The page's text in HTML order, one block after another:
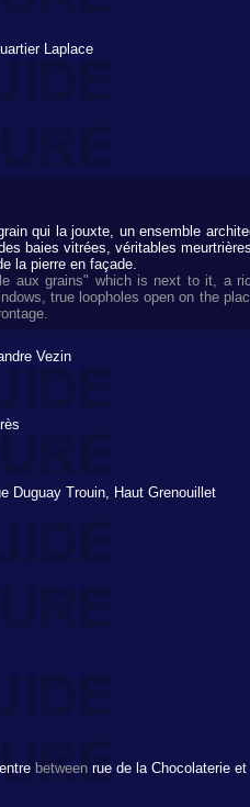
Laplace
qui la jouxte, un ensemble
baies vitrées, véritables
la pierre en façade.
aux grains" which is next to it, a
true loopholes open on the
Vezin
Duguay Trouin, Haut Grenouillet
entre between rue de la Chocolaterie et